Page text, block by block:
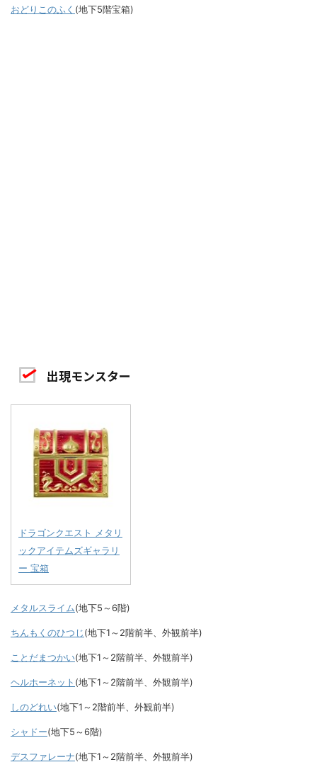
おどりこのふく (地下5階宝箱)
出現モンスター
ドラゴンクエスト メタリ
ックアイテムズギャラリ
ー 宝箱
メタルスライム(地下5～6階)
ちんもくのひつじ(地下1～2階前半、外観前半)
ことだまつかい(地下1～2階前半、外観前半)
ヘルホーネット (地下1～2階前半、外観前半)
しのどれい(地下1～2階前半、外観前半)
シャドー(地下5～6階)
デスファレーナ(地下1～2階前半、外観前半)